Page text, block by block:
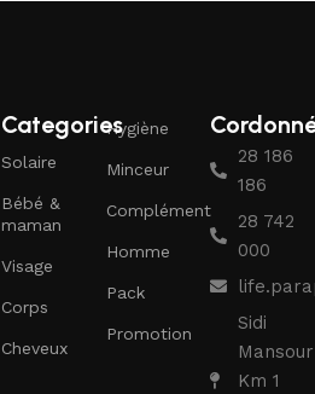
Categories
Solaire
Bébé &
maman
Visage
Corps
Cheveux
Hygiène
Minceur
Complément
Homme
Pack
Promotion
28 186
186
28 742
000
Sidi
Mansour
Km 1